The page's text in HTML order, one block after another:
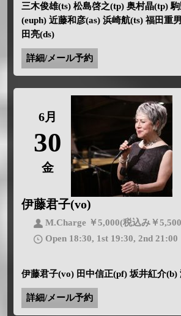
三木俊雄(ts) 松島啓之(tp) 奥村晶(tp)
(euph) 近藤和彦(as) 浜崎航(ts) 福田重
田亮(ds)
詳細/メール予約
6月
30
金
伊藤君子(vo)
M.Charge ￥5,000(税込み￥
Open 18:30, 1st 19:30, 2nd 21:00
伊藤君子(vo) 田中信正(pf) 坂井紅介(b)
詳細/メール予約